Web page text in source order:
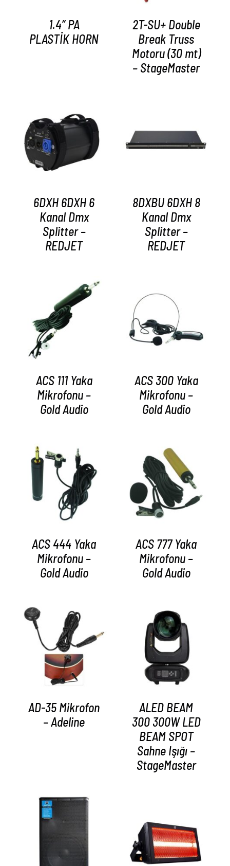
1.4” PA
PLASTİK HORN
2T-SU+ Double
Break Truss
Motoru (30 mt)
– StageMaster
AYRINTILAR
6DXH 6DXH 6
Kanal Dmx
Splitter –
REDJET
AYRINTILAR
8DXBU 6DXH 8
Kanal Dmx
Splitter –
REDJET
AYRINTILAR
ACS 111 Yaka
Mikrofonu –
Gold Audio
AYRINTILAR
ACS 300 Yaka
Mikrofonu –
Gold Audio
AYRINTILAR
ACS 444 Yaka
Mikrofonu –
Gold Audio
AYRINTILAR
ACS 777 Yaka
Mikrofonu –
Gold Audio
AYRINTILAR
AD-35 Mikrofon
– Adeline
AYRINTILAR
ALED BEAM
300 300W LED
BEAM SPOT
Sahne Işığı –
StageMaster
AYRINTILAR AYRINTILAR